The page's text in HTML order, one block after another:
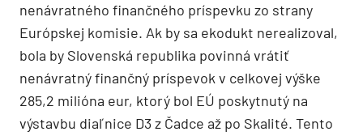
nenávratného finančného príspevku zo strany
Európskej komisie. Ak by sa ekodukt nerealizoval,
bola by Slovenská republika povinná vrátiť
nenávratný finančný príspevok v celkovej výške
285,2 milióna eur, ktorý bol EÚ poskytnutý na
výstavbu diaľnice D3 z Čadce až po Skalité. Tento